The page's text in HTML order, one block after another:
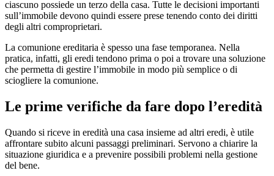
ciascuno possiede un terzo della casa. Tutte le decisioni importanti
sull’immobile devono quindi essere prese tenendo conto dei diritti
degli altri comproprietari.
La comunione ereditaria è spesso una fase temporanea. Nella
pratica, infatti, gli eredi tendono prima o poi a trovare una soluzione
che permetta di gestire l’immobile in modo più semplice o di
sciogliere la comunione.
Le prime verifiche da fare dopo l’eredità
Quando si riceve in eredità una casa insieme ad altri eredi, è utile
affrontare subito alcuni passaggi preliminari. Servono a chiarire la
situazione giuridica e a prevenire possibili problemi nella gestione
del bene.